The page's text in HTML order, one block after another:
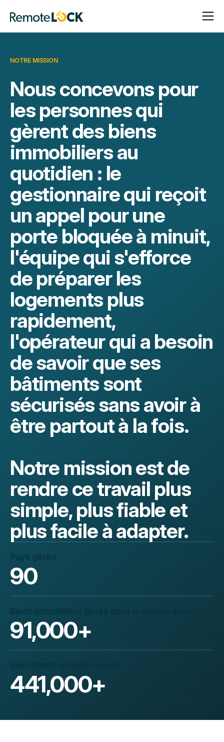
Page
d'accueil
Ouvrir
Fermer
NOTRE MISSION
Nous concevons pour
les personnes qui
gèrent des biens
immobiliers au
quotidien : le
gestionnaire qui reçoit
un appel pour une
porte bloquée à minuit,
l'équipe qui s'efforce
de préparer les
logements plus
rapidement,
l'opérateur qui a besoin
de savoir que ses
bâtiments sont
sécurisés sans avoir à
être partout à la fois.
Notre mission est de
rendre ce travail plus
simple, plus fiable et
plus facile à adapter.
Pays gérés
90
91,000+
441,000+